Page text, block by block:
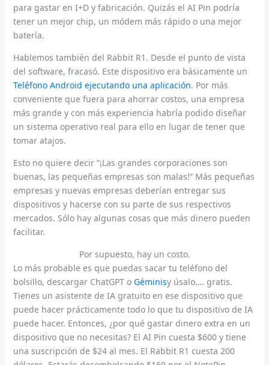
para gastar en I+D y fabricación. Quizás el AI Pin podría
tener un mejor chip, un módem más rápido o una mejor
batería.
Hablemos también del Rabbit R1. Desde el punto de vista
del software, fracasó. Este dispositivo era básicamente un
Teléfono Android ejecutando una aplicación. Por más
conveniente que fuera para ahorrar costos, una empresa
más grande y con más experiencia habría podido diseñar
un sistema operativo real para ello en lugar de tener que
tomar atajos.
Esto no quiere decir “¡Las grandes corporaciones son
buenas, las pequeñas empresas son malas!” Más pequeñas
empresas y nuevas empresas deberían entregar sus
dispositivos y hacerse con su parte de sus respectivos
mercados. Sólo hay algunas cosas que más dinero pueden
facilitar.
Por supuesto, hay un costo.
Lo más probable es que puedas sacar tu teléfono del
bolsillo, descargar ChatGPT o Géminisy úsalo…. gratis.
Tienes un asistente de IA gratuito en ese dispositivo que
puede hacer prácticamente todo lo que tu dispositivo de IA
puede hacer. Entonces, ¿por qué gastar dinero extra en un
dispositivo que no necesitas? El AI Pin cuesta $600 y tiene
una suscripción de $24 al mes. El Rabbit R1 cuesta 200